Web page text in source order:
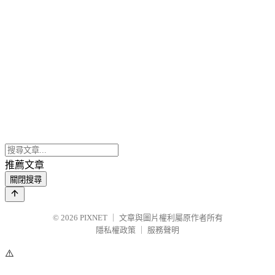
推薦文章
關閉搜尋
© 2026 PIXNET
文章與圖片權利屬原作者所有
隱私權政策
服務聲明
⚠️